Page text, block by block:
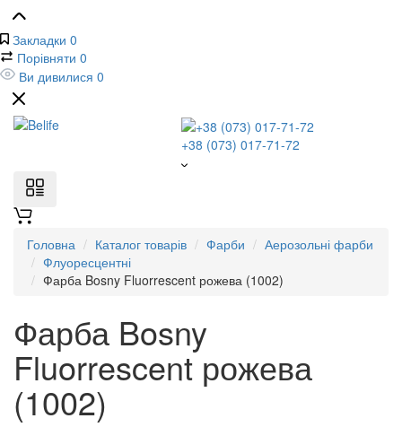
Закладки 0
Порівняти 0
Ви дивилися 0
+38 (073) 017-71-72
Головна Каталог товарів Фарби
Аерозольні фарби
Флуоресцентні
Фарба Bosny Fluorrescent рожева (1002)
Фарба Bosny
Fluorrescent рожева
(1002)